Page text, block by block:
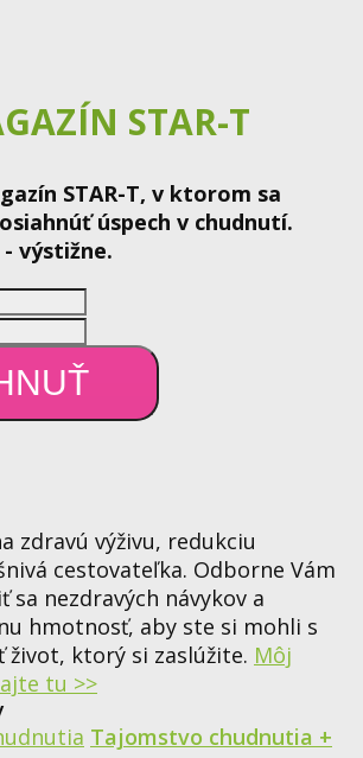
STAR-T
STAR-T, v ktorom sa
úspech v chudnutí.
výstižne.
zdravú výživu, redukciu
cestovateľka. Odborne Vám
sa nezdravých návykov a
hmotnosť, aby ste si mohli s
život, ktorý si zaslúžite. Môj
tu >>
Tajomstvo chudnutia +